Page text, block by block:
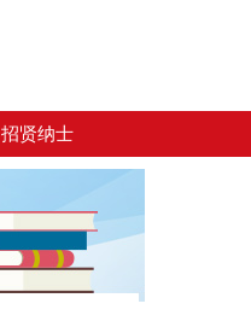
招贤纳士